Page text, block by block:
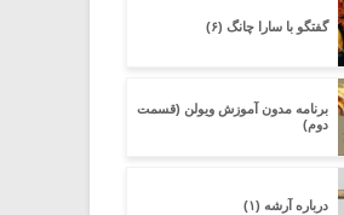
گفتگو با سارا چانگ (۶)
برنامه مدون آموزش ویولن (قسمت
دوم)
درباره آرشه (۱)